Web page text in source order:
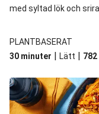
med syltad lök och
PLANTBASERAT
30 minuter | Lätt | 782